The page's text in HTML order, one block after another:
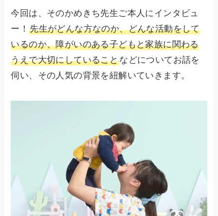
今回は、そのかめきち先生ご本人にインタビュ
ー！先生がどんな方なのか、どんな活動をして
いるのか、障がいのある子どもと家族に関わる
うえで大切にしていることなどについてお話を
伺い、その人気の背景を紐解いていきます。